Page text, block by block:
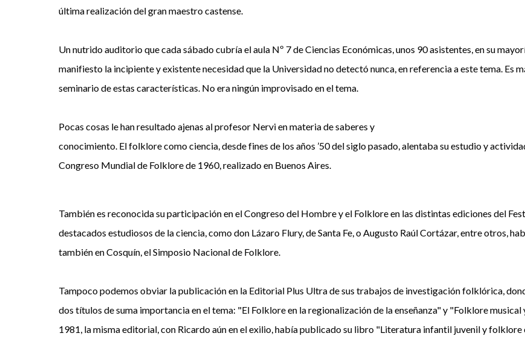
última realización del gran maestro castense.
Un nutrido auditorio que cada sábado cubría el aula Nº 7 de Ciencias Económicas, unos 90 asistentes, en su
manifiesto la incipiente y existente necesidad que la Universidad no detectó nunca, en referencia a este tema. Es
seminario de estas características. No era ningún improvisado en el tema.
Pocas cosas le han resultado ajenas al profesor Nervi en materia de saberes y
conocimiento. El folklore como ciencia, desde fines de los años ’50 del siglo pasado, alentaba su estudio y
Congreso Mundial de Folklore de 1960, realizado en Buenos Aires.
También es reconocida su participación en el Congreso del Hombre y el Folklore en las distintas ediciones del
destacados estudiosos de la ciencia, como don Lázaro Flury, de Santa Fe, o Augusto Raúl Cortázar, entre otros,
también en Cosquín, el Simposio Nacional de Folklore.
Tampoco podemos obviar la publicación en la Editorial Plus Ultra de sus trabajos de investigación folklórica,
dos títulos de suma importancia en el tema: "El Folklore en la regionalización de la enseñanza" y "Folklore
1981, la misma editorial, con Ricardo aún en el exilio, había publicado su libro "Literatura infantil juvenil y folklore